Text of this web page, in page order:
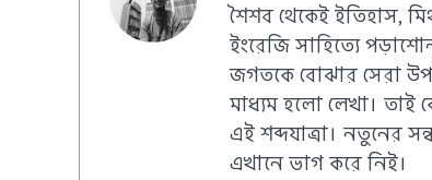
শৈশব থেকেই ইতিহাস,
ইংরেজি সাহিত্যে
জগতকে বোঝার সেরা
মাধ্যম হলো লেখা।
এই শব্দযাত্রা। নতুনের
এখানে ভাগ করে নিই।